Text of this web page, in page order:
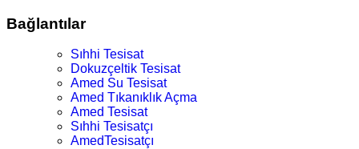
Bağlantılar
Sıhhi Tesisat
Dokuzçeltik Tesisat
Amed Su Tesisat
Amed Tıkanıklık Açma
Amed Tesisat
Sıhhi Tesisatçı
AmedTesisatçı